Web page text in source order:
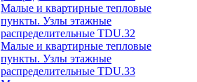
Малые и квартирные тепловые
пункты. Узлы этажные
распределительные TDU.32
Малые и квартирные тепловые
пункты. Узлы этажные
распределительные TDU.33